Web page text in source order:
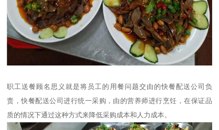
职工送餐顾名思义就是将员工的用餐问题交由的快餐配送公司负
责，快餐配送公司进行统一采购，由的营养师进行烹饪，在保证品
质的情况下通过这种方式来降低采购成本和人力成本。